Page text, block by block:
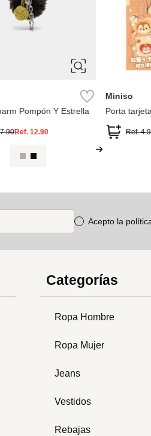
Pompón Y Estrella
Ref. 12.90
ÚNICA
Miniso
Porta
Ref.
Acepto la
Categorías
Ropa Hombre
Ropa Mujer
Jeans
Vestidos
Rebajas